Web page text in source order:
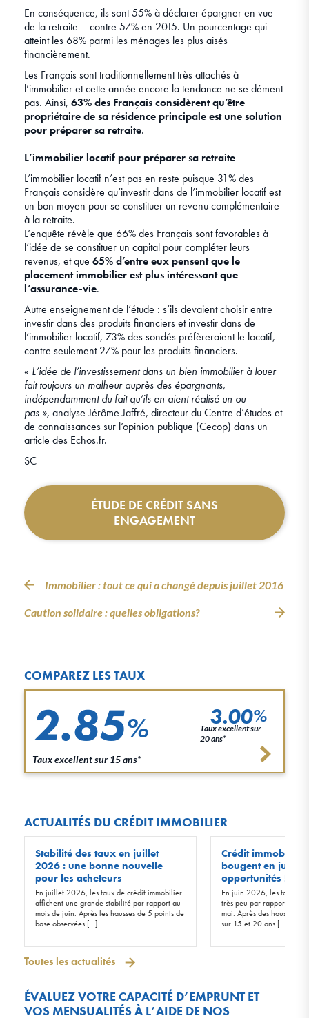
En conséquence, ils sont 55% à déclarer épargner en vue
de la retraite – contre 57% en 2015. Un pourcentage qui
atteint les 68% parmi les ménages les plus aisés
financièrement.
Les Français sont traditionnellement très attachés à
l’immobilier et cette année encore la tendance ne se dément
pas. Ainsi, 63% des Français considèrent qu’être
propriétaire de sa résidence principale est une solution
pour préparer sa retraite.
L’immobilier locatif pour préparer sa retraite
L’immobilier locatif n’est pas en reste puisque 31% des
Français considère qu’investir dans de l’immobilier locatif est
un bon moyen pour se constituer un revenu complémentaire
à la retraite.
L’enquête révèle que 66% des Français sont favorables à
l’idée de se constituer un capital pour compléter leurs
revenus, et que 65% d’entre eux pensent que le
placement immobilier est plus intéressant que
l’assurance-vie.
Autre enseignement de l’étude : s’ils devaient choisir entre
investir dans des produits financiers et investir dans de
l’immobilier locatif, 73% des sondés préfèreraient le locatif,
contre seulement 27% pour les produits financiers.
« L’idée de l’investissement dans un bien immobilier à louer
fait toujours un malheur auprès des épargnants,
indépendamment du fait qu’ils en aient réalisé un ou
pas », analyse Jérôme Jaffré, directeur du Centre d’études et
de connaissances sur l’opinion publique (Cecop) dans un
article des Echos.fr.
SC
ÉTUDE DE CRÉDIT SANS
ENGAGEMENT
Immobilier : tout ce qui a changé depuis juillet 2016
Caution solidaire : quelles obligations?
COMPAREZ LES TAUX
2.85%
Taux excellent sur 15 ans*
3.00%
Taux excellent sur
20 ans*
ACTUALITÉS DU CRÉDIT IMMOBILIER
Stabilité des taux en juillet
2026 : une bonne nouvelle
pour les acheteurs
En juillet 2026, les taux de crédit immobilier
affichent une grande stabilité par rapport au
mois de juin. Après les hausses de 5 points de
base observées […]
Crédit immobilier
bougent en juin
opportunités !
En juin 2026, les taux
très peu par rapport à
mai. Après des hausses
sur 15 et 20 ans […]
Toutes les actualités
ÉVALUEZ VOTRE CAPACITÉ D’EMPRUNT ET
VOS MENSUALITÉS À L’AIDE DE NOS